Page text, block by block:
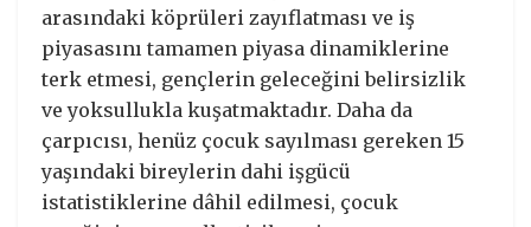
arasındaki köprüleri zayıflatması ve iş
piyasasını tamamen piyasa dinamiklerine
terk etmesi, gençlerin geleceğini belirsizlik
ve yoksullukla kuşatmaktadır. Daha da
çarpıcısı, henüz çocuk sayılması gereken 15
yaşındaki bireylerin dahi işgücü
istatistiklerine dâhil edilmesi, çocuk